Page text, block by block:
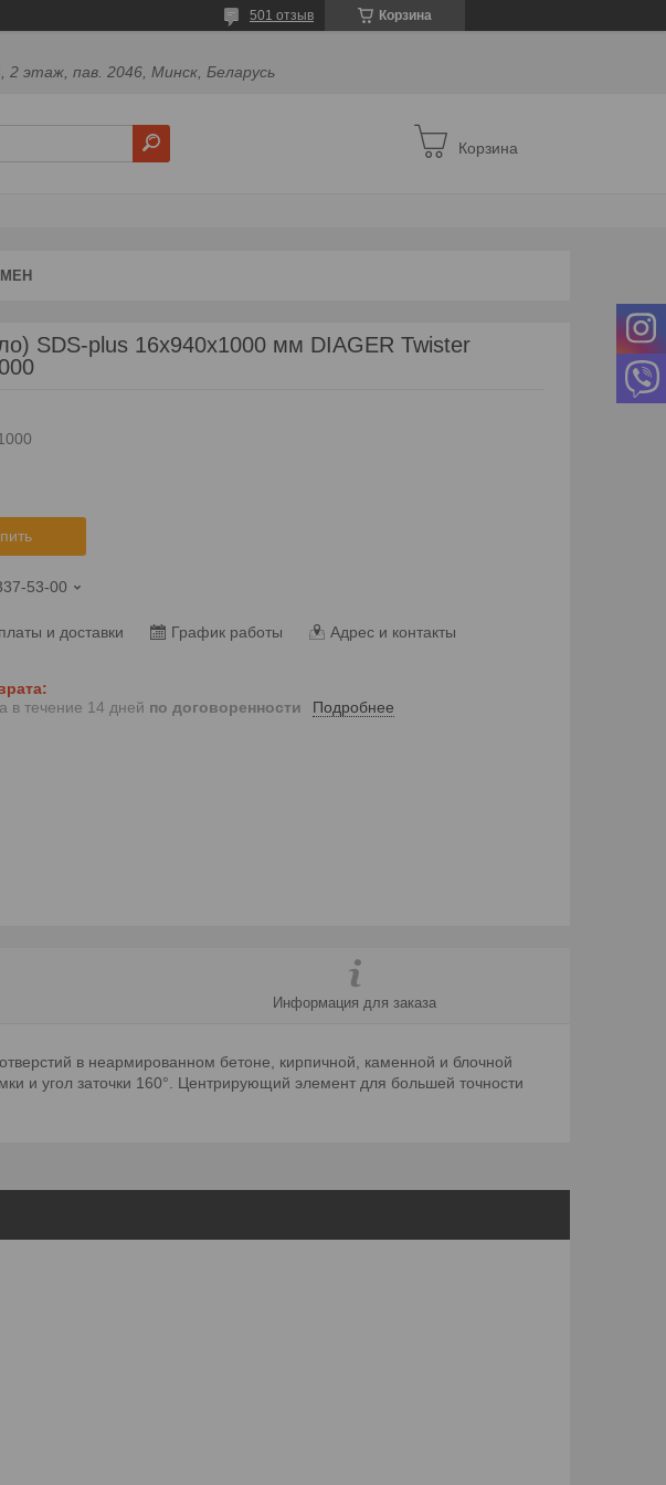
Корзина
501 отзыв
2 этаж, пав. 2046, Минск, Беларусь
Корзина
SDS-plus 16х940х1000 мм DIAGER Twister
53-00
и доставки График работы Адрес и контакты
в течение 14 дней по договоренности Подробнее
Информация для заказа
в неармированном бетоне, кирпичной, каменной и блочной
и угол заточки 160°. Центрирующий элемент для большей точности